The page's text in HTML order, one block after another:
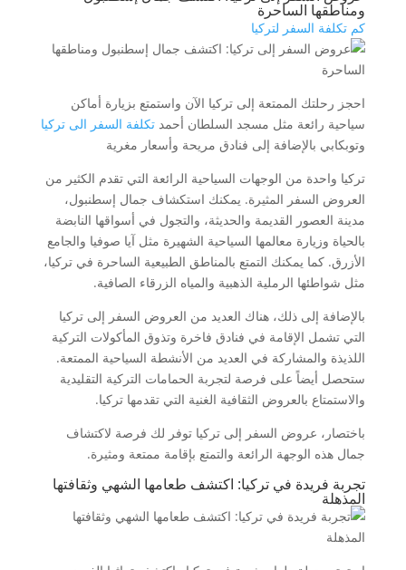
ومناطقها الساحرة
كم تكلفة السفر لتركيا
احجز رحلتك الممتعة إلى تركيا الآن واستمتع بزيارة أماكن
سياحية رائعة مثل مسجد السلطان أحمد تكلفة السفر الى تركيا
وتوبكابي بالإضافة إلى فنادق مريحة وأسعار مغرية
تركيا واحدة من الوجهات السياحية الرائعة التي تقدم الكثير من
العروض السفر المثيرة. يمكنك استكشاف جمال إسطنبول،
مدينة العصور القديمة والحديثة، والتجول في أسواقها النابضة
بالحياة وزيارة معالمها السياحية الشهيرة مثل آيا صوفيا والجامع
الأزرق. كما يمكنك التمتع بالمناطق الطبيعية الساحرة في تركيا،
مثل شواطئها الرملية الذهبية والمياه الزرقاء الصافية.
بالإضافة إلى ذلك، هناك العديد من العروض السفر إلى تركيا
التي تشمل الإقامة في فنادق فاخرة وتذوق المأكولات التركية
اللذيذة والمشاركة في العديد من الأنشطة السياحية الممتعة.
ستحصل أيضاً على فرصة لتجربة الحمامات التركية التقليدية
والاستمتاع بالعروض الثقافية الغنية التي تقدمها تركيا.
باختصار، عروض السفر إلى تركيا توفر لك فرصة لاكتشاف
جمال هذه الوجهة الرائعة والتمتع بإقامة ممتعة ومثيرة.
تجربة فريدة في تركيا: اكتشف طعامها الشهي وثقافتها
المذهلة